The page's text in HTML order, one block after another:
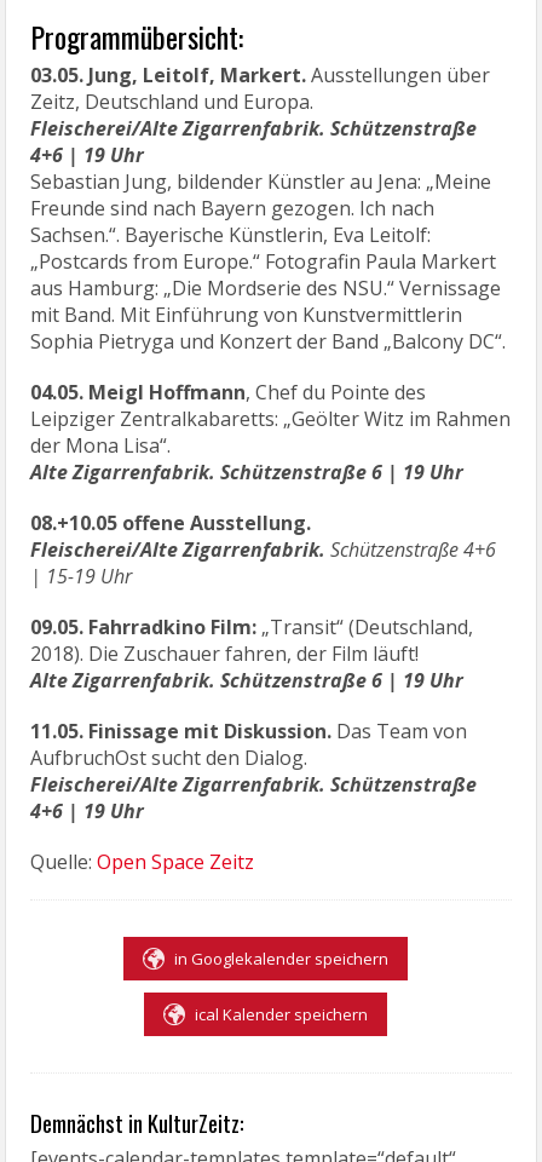
Programmübersicht:
03.05. Jung, Leitolf, Markert.Ausstellungen über
Zeitz, Deutschland und Europa.
Fleischerei/Alte Zigarrenfabrik. Schützenstraße
4+6 | 19 Uhr
Sebastian Jung, bildender Künstler au Jena: „Meine
Freunde sind nach Bayern gezogen. Ich nach
Sachsen.“. Bayerische Künstlerin, Eva Leitolf:
„Postcards from Europe.“ Fotografin Paula Markert
aus Hamburg: „Die Mordserie des NSU.“ Vernissage
mit Band. Mit Einführung von Kunstvermittlerin
Sophia Pietryga und Konzert der Band „Balcony DC“.
04.05. Meigl Hoffmann, Chef du Pointe des
Leipziger Zentralkabaretts: „Geölter Witz im Rahmen
der Mona Lisa“.
Alte Zigarrenfabrik. Schützenstraße 6 | 19 Uhr
08.+10.05 offene Ausstellung.
Fleischerei/Alte Zigarrenfabrik. Schützenstraße 4+6
| 15-19 Uhr
09.05. Fahrradkino Film: „Transit“ (Deutschland,
2018). Die Zuschauer fahren, der Film läuft!
Alte Zigarrenfabrik. Schützenstraße 6 | 19 Uhr
11.05. Finissage mit Diskussion. Das Team von
AufbruchOst sucht den Dialog.
Fleischerei/Alte Zigarrenfabrik. Schützenstraße
4+6 | 19 Uhr
Quelle:Open Space Zeitz
in Googlekalender speichern
ical Kalender speichern
Demnächst in KulturZeitz: